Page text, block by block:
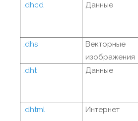
.dhcd
Данные
.dhs
Векторные
изображения
.dht
Данные
.dhtml
Интернет